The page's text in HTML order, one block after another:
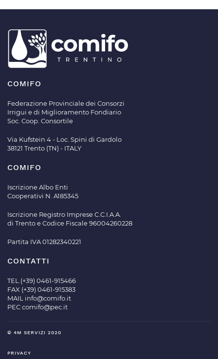
COMIFO
Federazione Provinciale dei Consorzi
Irrigui e di Miglioramento Fondiario
Soc. Coop. Consortile
Via Kufstein 4 - Loc. Spini di Gardolo
38121 Trento (TN) - ITALY
COMIFO
Iscrizione Albo Enti
Cooperativi N. A185345
Iscrizione Registro Imprese C.C.I.A.A.
di Trento e Codice Fiscale 96004260228
Partita IVA 01282340221
CONTATTI
TEL.(+39) 0461-915466
FAX (+39) 0461-915383
MAIL info@comifo.it
PECcomifo@pec.it
© 4M SERVIZI 2020
PRIVACY